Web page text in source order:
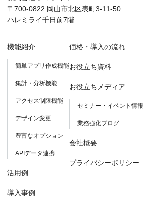
〒700-0822 岡山市北区表町3-11-50
ハレミライ千日前7階
機能紹介
簡単アプリ作成機能
集計・分析機能
アクセス制限機能
デザイン変更
豊富なオプション
APIデータ連携
活用例
導入事例
価格・導入の流れ
お役立ち資料
お役立ちメディア
セミナー・イベント情報
業務強化ブログ
会社概要
プライバシーポリシー